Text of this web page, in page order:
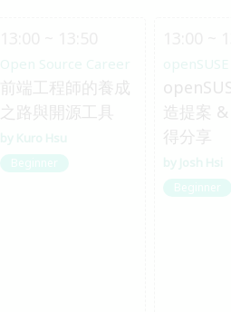
Open Source Career
前端工程師的養成
之路與開源工具
Kuro Hsu
Beginner
openSUSE
造提案
得分享
Josh Hsi
Beginner